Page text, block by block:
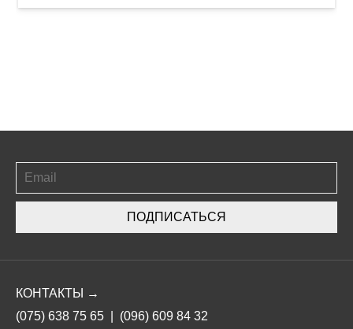
ПОДПИСАТЬСЯ
КОНТАКТЫ →
(075) 638 75 65
(096) 609 84 32